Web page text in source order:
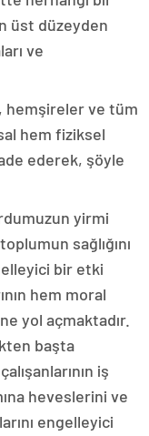
üst düzeyden
ve
hemşireler ve tüm
hem fiziksel
ederek, şöyle
yirmi
sağlığını
bir etki
hem moral
yol açmaktadır.
başta
iş
heveslerini ve
engelleyici